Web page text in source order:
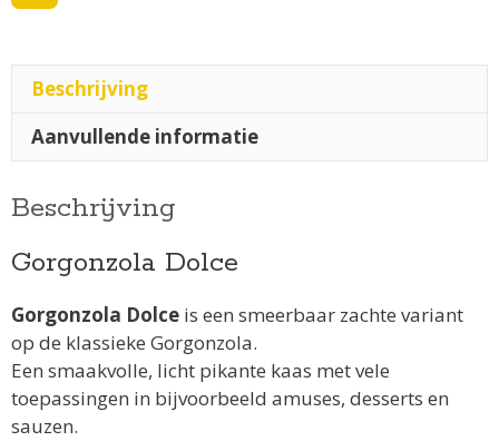
Beschrijving
Aanvullende informatie
Beschrijving
Gorgonzola Dolce
Gorgonzola Dolce is een smeerbaar zachte variant
op de klassieke Gorgonzola.
Een smaakvolle, licht pikante kaas met vele
toepassingen in bijvoorbeeld amuses, desserts en
sauzen.